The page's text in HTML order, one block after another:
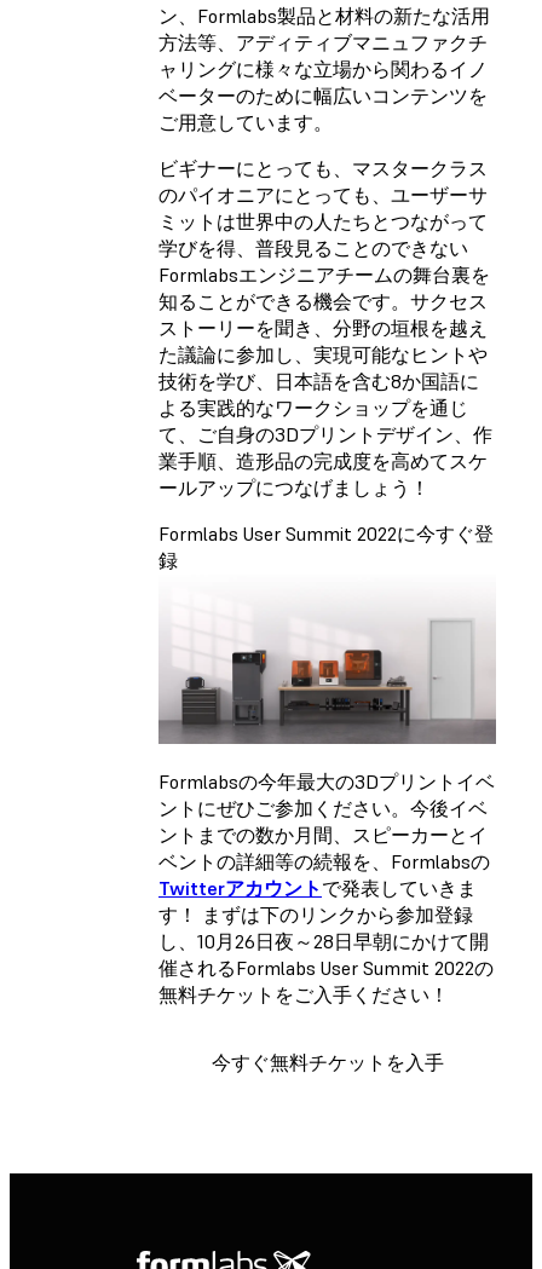
ン、Formlabs製品と材料の新たな活用
方法等、アディティブマニュファクチ
ャリングに様々な立場から関わるイノ
ベーターのために幅広いコンテンツを
ご用意しています。
ビギナーにとっても、マスタークラス
のパイオニアにとっても、ユーザーサ
ミットは世界中の人たちとつながって
学びを得、普段見ることのできない
Formlabsエンジニアチームの舞台裏を
知ることができる機会です。サクセス
ストーリーを聞き、分野の垣根を越え
た議論に参加し、実現可能なヒントや
技術を学び、日本語を含む8か国語に
よる実践的なワークショップを通じ
て、ご自身の3Dプリントデザイン、作
業手順、造形品の完成度を高めてスケ
ールアップにつなげましょう！
Formlabs User Summit 2022に今すぐ登
録
Formlabsの今年最大の3Dプリントイベ
ントにぜひご参加ください。今後イベ
ントまでの数か月間、スピーカーとイ
ベントの詳細等の続報を、Formlabsの
Twitterアカウント で発表していきま
す！ まずは下のリンクから参加登録
し、10月26日夜～28日早朝にかけて開
催されるFormlabs User Summit 2022の
無料チケットをご入手ください！
今すぐ無料チケットを入手